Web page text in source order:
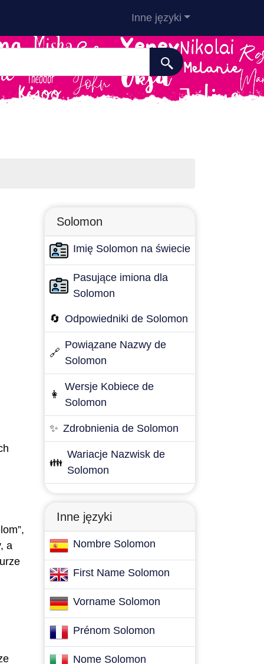
Inne języki
a
Solomon
Imię Solomon na świecie
Pasujące imiona dla
Solomon
🔄 Odpowiedniki de Solomon
🔗
Powiązane Nazwy de
Solomon
👩
Wersje Kobiece de
Solomon
✨ Zdrobnienia de Solomon
👪
Wariacje Nazwisk de
Solomon
Inne języki
Nombre Solomon
First Name Solomon
Vorname Solomon
Prénom Solomon
Nome Solomon